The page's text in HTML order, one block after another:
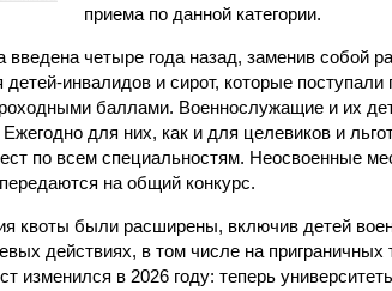
приема по данной категории.
введена четыре года назад, заменив собой
детей-инвалидов и сирот, которые
баллами. Военнослужащие и их
для них, как и для целевиков и
по всем специальностям. Неосвоенные
на общий конкурс.
квоты были расширены, включив детей
действиях, в том числе на приграничных
изменился в 2026 году: теперь